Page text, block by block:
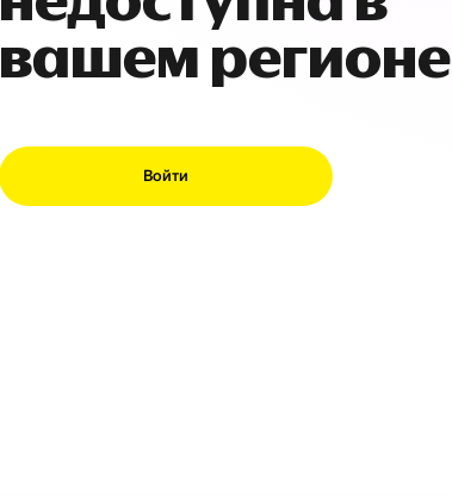
вашем регионе
Войти